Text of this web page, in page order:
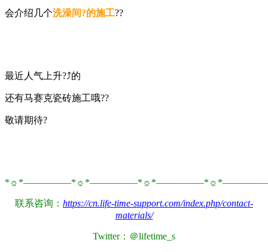
会介绍几个洗澡间?的施工??
最近人气上升?⤴️的
还有马赛克瓷砖施工哦??
敬请期待?
联系咨询： https://cn.life-time-support.com/index.php/contact-
materials/
Twitter：＠lifetime_s